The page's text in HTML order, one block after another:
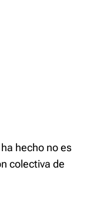
hecho no es
colectiva de